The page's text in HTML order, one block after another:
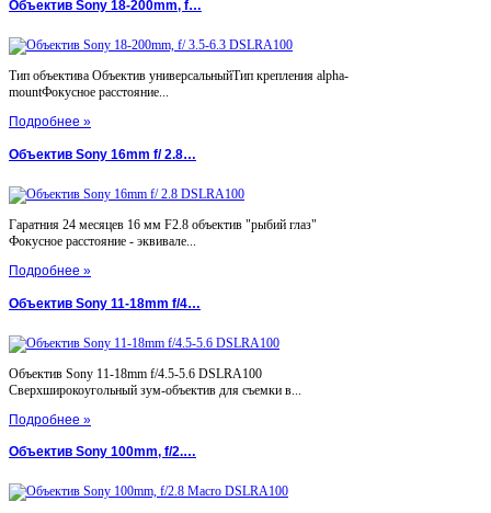
Объектив Sony 18-200mm, f…
Тип объектива Объектив универсальныйТип крепления alpha-
mountФокусное расстояние...
Подробнее »
Объектив Sony 16mm f/ 2.8…
Гаратния 24 месяцев 16 мм F2.8 объектив "рыбий глаз"
Фокусное расстояние - эквивале...
Подробнее »
Объектив Sony 11-18mm f/4…
Объектив Sony 11-18mm f/4.5-5.6 DSLRA100
Сверхширокоугольный зум-объектив для съемки в...
Подробнее »
Объектив Sony 100mm, f/2.…